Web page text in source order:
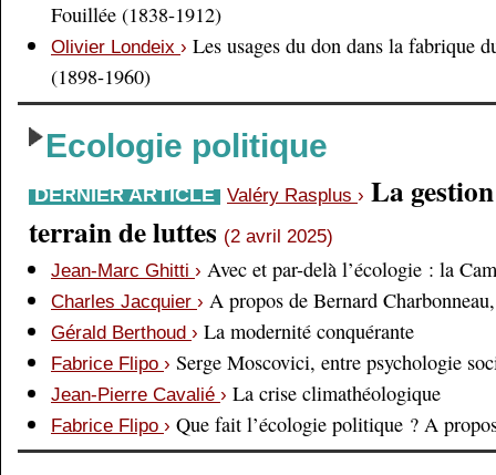
Fouillée (1838-1912)
Olivier Londeix › Les usages du don dans la fabrique
(1898-1960)
Ecologie politique
DERNIER ARTICLE Valéry Rasplus › La
terrain de luttes (2 avril 2025)
Jean-Marc Ghitti › Avec et par-delà l’écologie : la
Charles Jacquier › A propos de Bernard
Gérald Berthoud › La modernité conquérante
Fabrice Flipo › Serge Moscovici, entre psychologie
Jean-Pierre Cavalié › La crise climathéologique
Fabrice Flipo › Que fait l’écologie politique ? A